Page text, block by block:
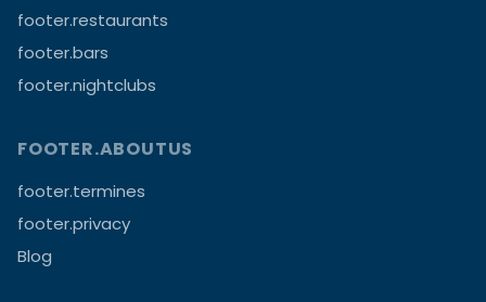
footer.restaurants
footer.bars
footer.nightclubs
FOOTER.ABOUTUS
footer.termines
footer.privacy
Blog